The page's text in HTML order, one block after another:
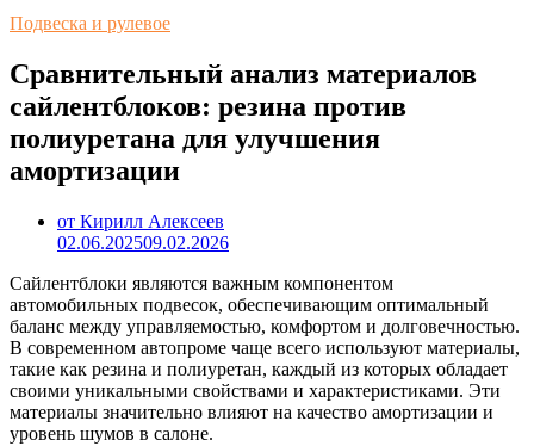
Подвеска и рулевое
Сравнительный анализ материалов
сайлентблоков: резина против
полиуретана для улучшения
амортизации
от Кирилл Алексеев
02.06.202509.02.2026
Сайлентблоки являются важным компонентом
автомобильных подвесок, обеспечивающим оптимальный
баланс между управляемостью, комфортом и долговечностью.
В современном автопроме чаще всего используют материалы,
такие как резина и полиуретан, каждый из которых обладает
своими уникальными свойствами и характеристиками. Эти
материалы значительно влияют на качество амортизации и
уровень шумов в салоне.